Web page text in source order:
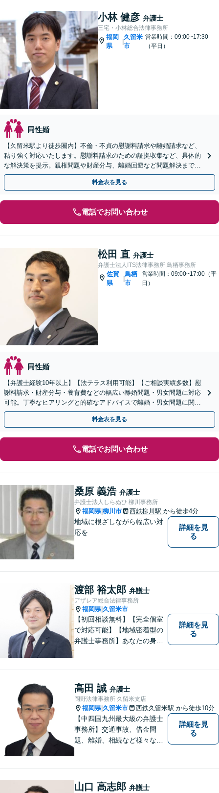
小林 健彦 弁護士
三宅・小林総合法律事務所
福岡
県
|
久留米
市
営業時間：09:00~17:30
（平日）
同性婚
【久留米駅より徒歩圏内】不倫・不貞の慰謝料請求や離婚請求など、
粘り強く対応いたします。慰謝料請求のための証拠収集など、具体的
な解決策を提示。親権問題や財産分与、離婚回避など問題解決まで責
任をもって全力サポート。
料金表を見る
電話でお問い合わせ
松田 直 弁護士
弁護士法人ITS法律事務所 鳥栖事務所
佐賀
県
|
鳥栖
市
営業時間：09:00~17:00（平
日）
同性婚
【弁護士経験10年以上】【法テラス利用可能】【ご相談実績多数】慰
謝料請求・財産分与・養育費などの幅広い離婚問題・男女問題に対応
可能。丁寧なヒアリングと的確なアドバイスで離婚・男女問題に関す
る疑問を一つずつ解消します【初回のご相談30分無料】
料金表を見る
電話でお問い合わせ
桑原 義浩 弁護士
弁護士法人しらぬひ 柳川事務所
福岡県|柳川市 西鉄柳川駅 から徒歩4分
地域に根ざしながら幅広い対
応を
詳細を見
る
渡部 裕太郎 弁護士
アザレア総合法律事務所
福岡県|久留米市
【初回相談無料】【完全個室
で対応可能】【地域密着型の
弁護士事務所】あなたの身近
問題解決まで丁寧にお手伝い
します！少しでもお悩みの方
はお気軽にご相談ください。
詳細を見
る
高田 誠 弁護士
岡野法律事務所 久留米支店
福岡県|久留米市 西鉄久留米駅 から徒歩10分
【中四国九州最大級の弁護士
事務所】交通事故、借金問
題、離婚、相続など様々な問
い！
詳細を見
る
山口 高志郎 弁護士